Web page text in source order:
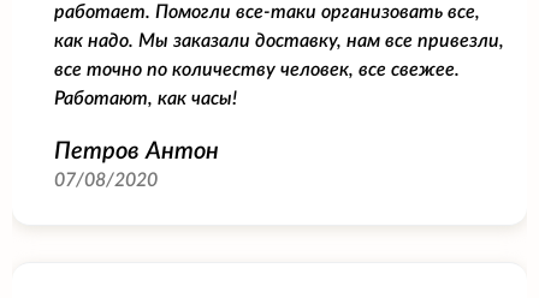
работает. Помогли все-таки организовать все,
как надо. Мы заказали доставку, нам все привезли,
все точно по количеству человек, все свежее.
Работают, как часы!
Петров Антон
07/08/2020